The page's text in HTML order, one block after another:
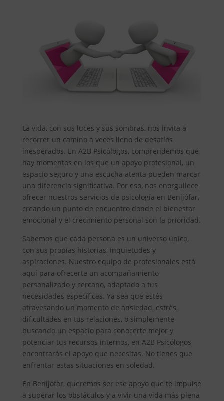
La vida, con sus luces y sus sombras, nos invita a
recorrer un camino a veces lleno de desafíos
inesperados. En A2B Psicólogos, comprendemos que
hay momentos en los que un apoyo profesional, un
espacio seguro y una escucha atenta pueden marcar
una diferencia significativa. Por eso, nos enorgullece
ofrecer nuestros servicios de psicología en Benijófar,
creando un punto de encuentro donde el bienestar
emocional y el crecimiento personal son la prioridad.
Sabemos que cada persona es un universo único,
con sus propias historias, inquietudes y
aspiraciones. Nuestro equipo de profesionales está
aquí para ofrecerte un acompañamiento
personalizado y cercano, adaptado a tus
necesidades específicas. Ya sea que estés
atravesando un momento de ansiedad, estrés,
dificultades en tus relaciones, o simplemente
buscando un espacio para conocerte mejor y
potenciar tus recursos internos, en A2B Psicólogos
encontrarás el apoyo que necesitas. No tienes que
enfrentar estas situaciones en soledad.
En Benijófar, queremos ser ese apoyo que te impulse
a superar los obstáculos y a vivir una vida más plena